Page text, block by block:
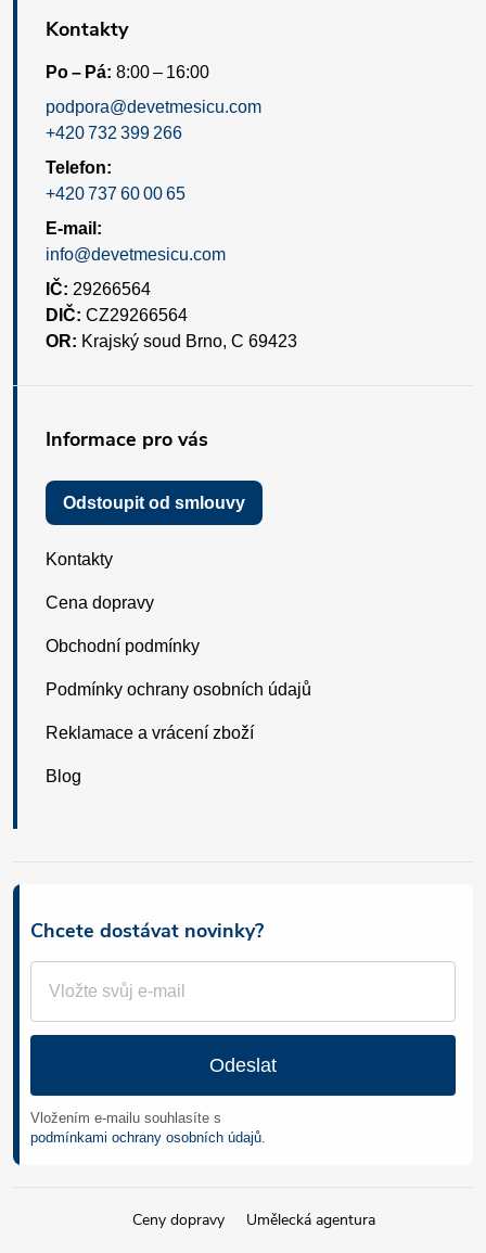
Kontakty
Po – Pá: 8:00 – 16:00
podpora@devetmesicu.com
+420 732 399 266
Telefon:
+420 737 60 00 65
E-mail:
info@devetmesicu.com
IČ: 29266564
DIČ: CZ29266564
OR: Krajský soud Brno, C 69423
Informace pro vás
Odstoupit od smlouvy
Kontakty
Cena dopravy
Obchodní podmínky
Podmínky ochrany osobních údajů
Reklamace a vrácení zboží
Blog
Chcete dostávat novinky?
Odeslat
Vložením e-mailu souhlasíte s
podmínkami ochrany osobních údajů
Ceny dopravy Umělecká agentura